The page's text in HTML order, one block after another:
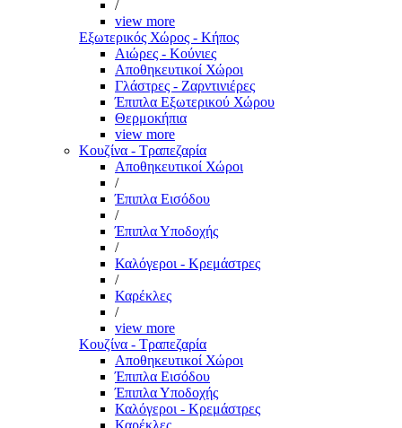
/
view more
Εξωτερικός Χώρος - Κήπος
Αιώρες - Κούνιες
Αποθηκευτικοί Χώροι
Γλάστρες - Ζαρντινιέρες
Έπιπλα Εξωτερικού Χώρου
Θερμοκήπια
view more
Κουζίνα - Τραπεζαρία
Αποθηκευτικοί Χώροι
/
Έπιπλα Εισόδου
/
Έπιπλα Υποδοχής
/
Καλόγεροι - Κρεμάστρες
/
Καρέκλες
/
view more
Κουζίνα - Τραπεζαρία
Αποθηκευτικοί Χώροι
Έπιπλα Εισόδου
Έπιπλα Υποδοχής
Καλόγεροι - Κρεμάστρες
Καρέκλες